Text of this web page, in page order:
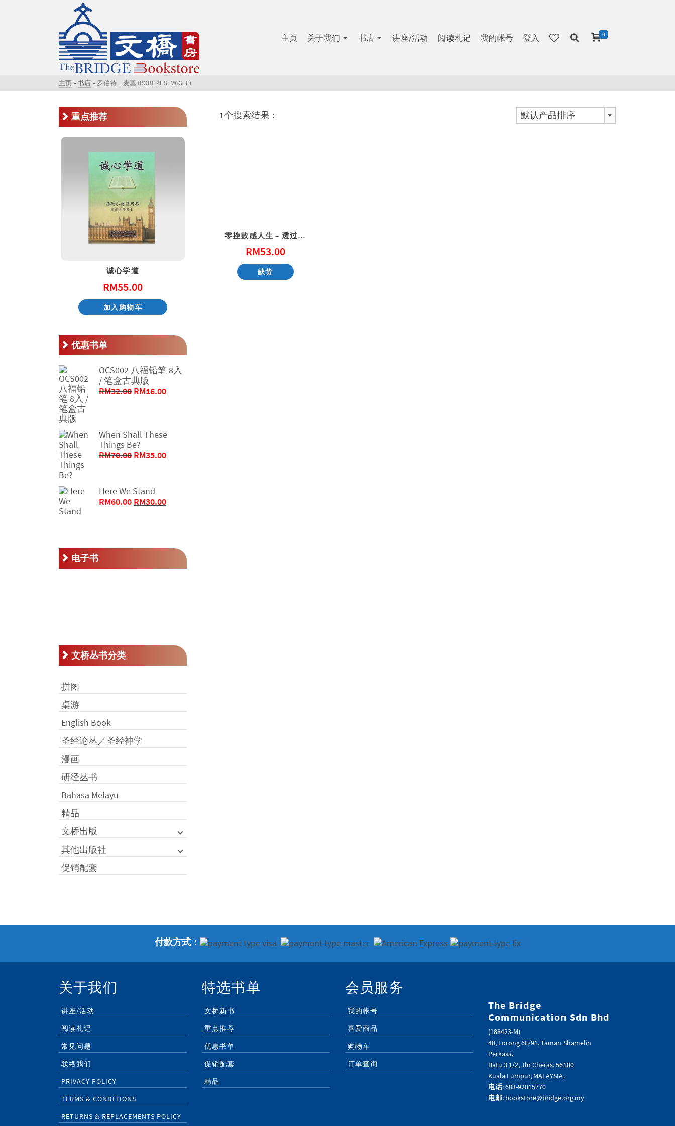
主页 关于我们 书店 讲座/活动 阅读札记 我的帐号 登入 0
主页 » 书店 » 罗伯特．麦基 (ROBERT S. MCGEE)
1个搜索结果： 默认产品排序
零挫败感人生 – 透过神的眼光，看见你真正的价值（POD版）
RM53.00
缺货
重点推荐
诚心学道
RM55.00
加入购物车
优惠书单
OCS002 八福铅笔 8入
/ 笔盒古典版
RM32.00 原
RM16.00当
为：
When Shall These
Things Be?
RM70.00 原
RM70.00。
RM35.00当
为：
Here We Stand
RM60.00 原
RM30.00当
RM30.00。
电子书
文桥丛书分类
拼图
桌游
English Book
圣经论丛／圣经神学
漫画
研经丛书
Bahasa Melayu
精品
文桥出版
其他出版社
促销配套
付款方式：
关于我们
讲座/活动
阅读札记
常见问题
联络我们
PRIVACY POLICY
TERMS & CONDITIONS
RETURNS & REPLACEMENTS POLICY
特选书单
文桥新书
重点推荐
优惠书单
促销配套
精品
会员服务
我的帐号
喜爱商品
购物车
订单查询
The Bridge
Communication Sdn Bhd
(188423-M)
40, Lorong 6E/91, Taman Shamelin
Perkasa,
Batu 3 1/2, Jln Cheras, 56100
Kuala Lumpur, MALAYSIA.
电话: 603-92015770
电邮: bookstore@bridge.org.my